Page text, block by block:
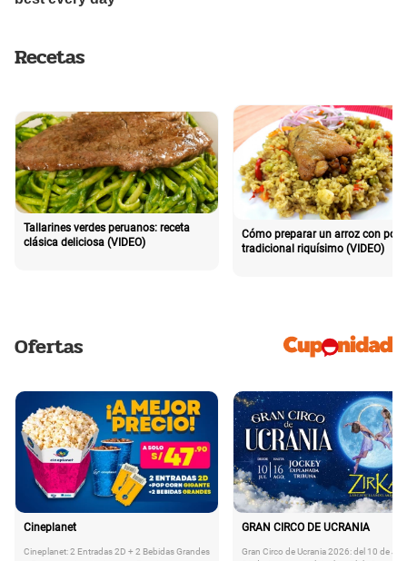
Recetas
Tallarines verdes peruanos: receta
clásica deliciosa (VIDEO)
Cómo preparar un arroz con pollo
tradicional riquísimo (VIDEO)
Ofertas
Cineplanet
Cineplanet: 2 Entradas 2D + 2 Bebidas Grandes
GRAN CIRCO DE UCRANIA
Gran Circo de Ucrania 2026: del 10 de